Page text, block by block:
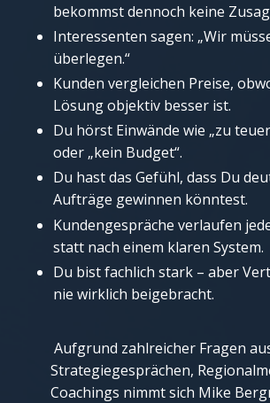
bekommst dennoch keine
Interessenten sagen: „Wir
überlegen.“
Kunden vergleichen Preise,
Lösung objektiv besser ist.
Du hörst Einwände wie „zu
oder „kein Budget“.
Du hast das Gefühl, dass Du
Aufträge gewinnen könntest.
Kundengespräche verlaufen
statt nach einem klaren System.
Du bist fachlich stark – aber
nie wirklich beigebracht.
Aufgrund zahlreicher Fragen
Strategiegesprächen,
Coachings nimmt sich Mike